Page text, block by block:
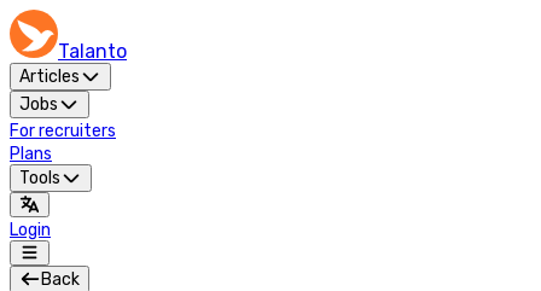
Talanto
Articles
Jobs
For recruiters
Plans
Tools
Login
Back